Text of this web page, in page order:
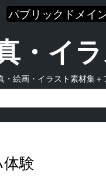
パブリックドメイ
・イ
絵画・イラスト素材集＋
験